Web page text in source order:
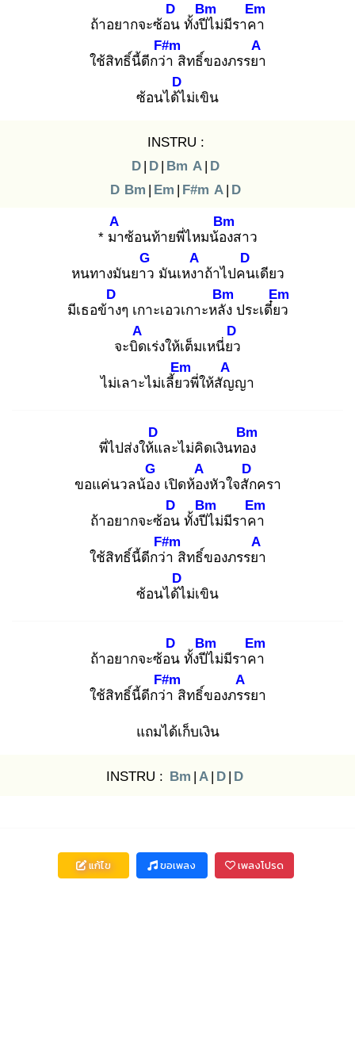
ถ้าอยากจะซ้อน
D
ทั้งปีไ
Bm
ม่มีราคา
Em
ใช้สิทธิ์นี้ดีกว่า
F#m
สิทธิ์ของภรรยา
A
ซ้อนได้ไ
D
ม่เขิน
INSTRU :
D | D | Bm A | D
D Bm | Em | F#m A | D
* มา
A
ซ้อนท้ายพี่ไหมน้อง
Bm
สาว
หนทางมันยาว
G
มันเหงา
A
ถ้าไปคน
D
เดียว
มีเธอข้าง
D
ๆ เกาะเอวเกาะหลัง
Bm
ประเดี๋ยว
Em
จะบิด
A
เร่งให้เต็มเหนี่ยว
D
ไม่เลาะไม่เลี้ยว
Em
พี่ให้สัญ
A
ญา
พี่ไปส่งให้แ
D
ละไม่คิดเงินทอง
Bm
ขอแค่นวลน้อง
G
เปิดห้อง
A
หัวใจสัก
D
ครา
ถ้าอยากจะซ้อน
D
ทั้งปีไ
Bm
ม่มีราคา
Em
ใช้สิทธิ์นี้ดีกว่า
F#m
สิทธิ์ของภรรยา
A
ซ้อนได้ไ
D
ม่เขิน
ถ้าอยากจะซ้อน
D
ทั้งปีไ
Bm
ม่มีราคา
Em
ใช้สิทธิ์นี้ดีกว่า
F#m
สิทธิ์ของภรร
A
ยา
แถมได้เก็บเงิน
INSTRU : Bm | A | D | D
แก้ไข ขอเพลง เพลงโปรด